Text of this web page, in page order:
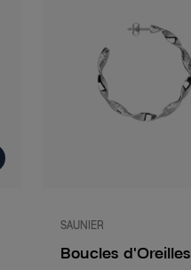
SAUNIER
Boucles d'Oreilles